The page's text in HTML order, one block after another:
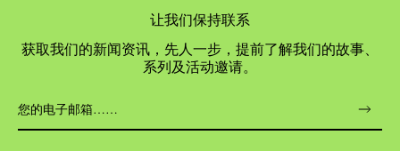
让我们保持联系
获取我们的新闻资讯，先人一步，提前了解我们的故事、
系列及活动邀请。